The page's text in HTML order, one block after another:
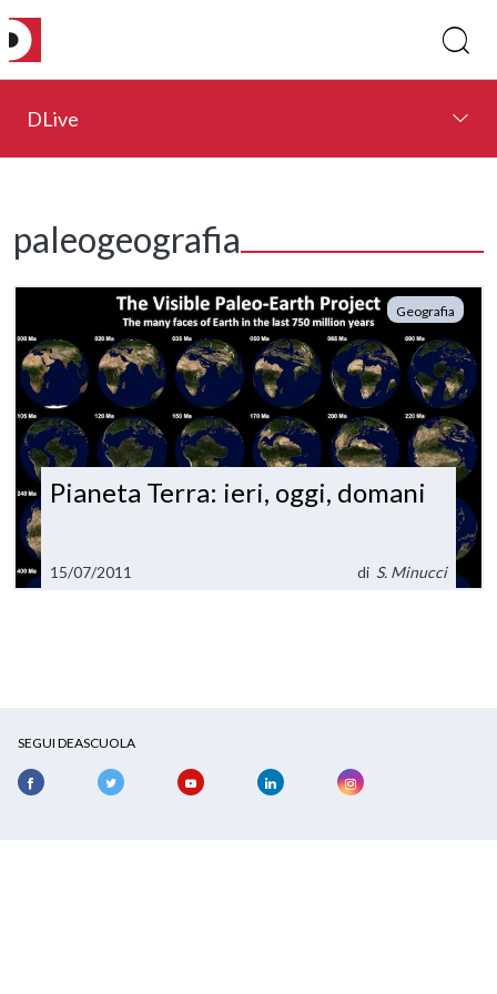
DLive
paleogeografia
Geografia
Pianeta Terra: ieri, oggi, domani
15/07/2011 di S. Minucci
SEGUI DEASCUOLA